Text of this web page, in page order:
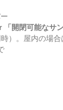
「開閉可能なサ
）。屋内の場合